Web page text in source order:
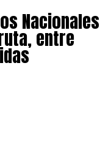
Nacionales
entre